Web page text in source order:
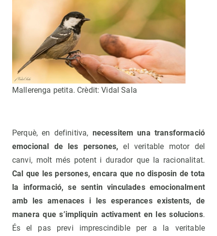
Mallerenga petita. Crèdit: Vidal Sala
Perquè, en definitiva, necessitem una transformació
emocional de les persones, el veritable motor del
canvi, molt més potent i durador que la racionalitat.
Cal que les persones, encara que no disposin de tota
la informació, se sentin vinculades emocionalment
amb les amenaces i les esperances existents, de
manera que s’impliquin activament en les solucions.
És el pas previ imprescindible per a la veritable